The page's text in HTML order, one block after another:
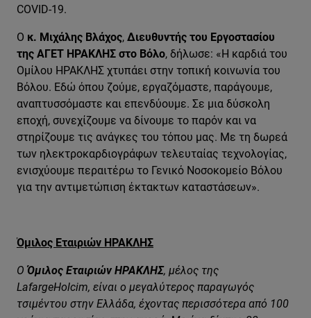
COVID-19.
Ο κ. Μιχάλης Βλάχος, Διευθυντής του Εργοστασίου
της ΑΓΕΤ ΗΡΑΚΛΗΣ στο Βόλο, δήλωσε: «Η καρδιά του
Ομίλου ΗΡΑΚΛΗΣ χτυπάει στην τοπική κοινωνία του
Βόλου. Εδώ όπου ζούμε, εργαζόμαστε, παράγουμε,
αναπτυσσόμαστε και επενδύουμε. Σε μια δύσκολη
εποχή, συνεχίζουμε να δίνουμε το παρόν και να
στηρίζουμε τις ανάγκες του τόπου μας. Με τη δωρεά
των ηλεκτροκαρδιογράφων τελευταίας τεχνολογίας,
ενισχύουμε περαιτέρω το Γενικό Νοσοκομείο Βόλου
για την αντιμετώπιση έκτακτων καταστάσεων».
Όμιλος Εταιριών ΗΡΑΚΛΗΣ
Ο Όμιλος Εταιριών ΗΡΑΚΛΗΣ, μέλος της
LafargeHolcim, είναι ο μεγαλύτερος παραγωγός
τσιμέντου στην Ελλάδα, έχοντας περισσότερα από 100